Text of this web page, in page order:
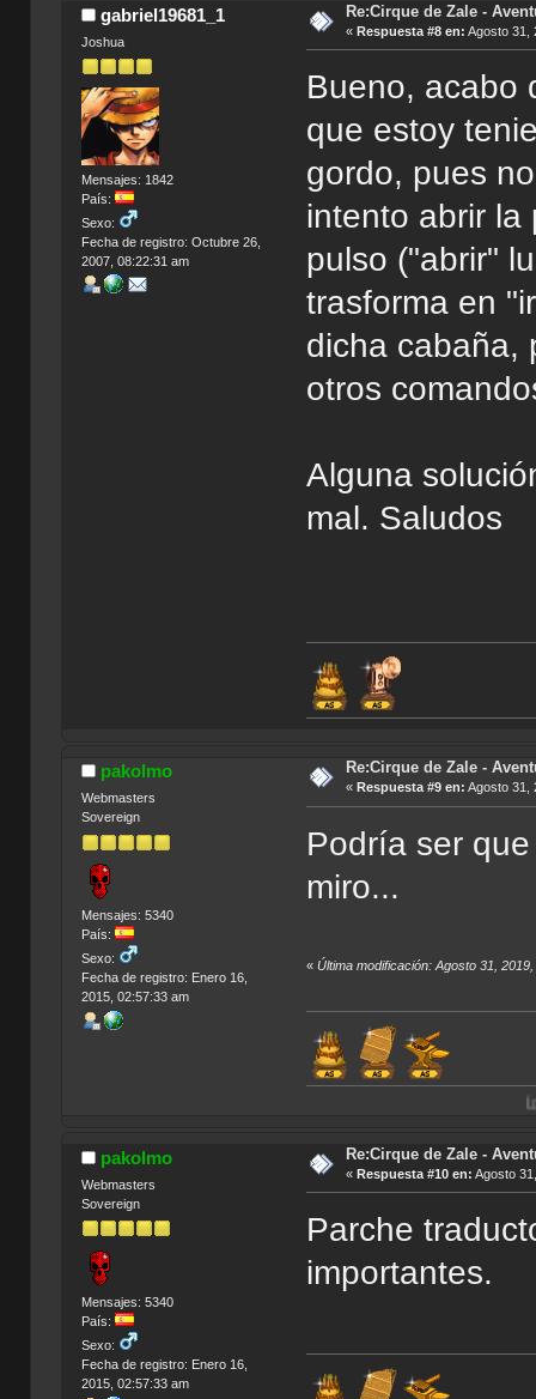
gabriel19681_1
Joshua
Mensajes: 1842
País:
Sexo:
Fecha de registro: Octubre 26,
2007, 08:22:31 am
Re:Cirque de Zale -
« Respuesta #8 en: Agosto 31,
Bueno, acabo
que estoy
gordo, pues
intento abrir
pulso ("abrir"
trasforma en
dicha cabaña,
otros
Alguna
mal. Saludos
pakolmo
Webmasters
Sovereign
Mensajes: 5340
País:
Sexo:
Fecha de registro: Enero 16,
2015, 02:57:33 am
Re:Cirque de Zale -
« Respuesta #9 en: Agosto 31,
Podría ser
miro...
«Última modificación: Agosto 31,
Índice de
pakolmo
Webmasters
Sovereign
Mensajes: 5340
País:
Sexo:
Fecha de registro: Enero 16,
2015, 02:57:33 am
Re:Cirque de Zale -
« Respuesta #10 en: Agosto
Parche
importantes.